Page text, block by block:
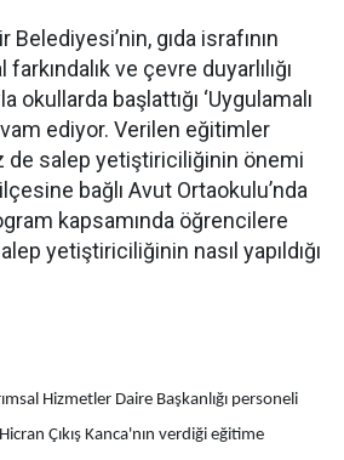
gıda israfının
ve çevre duyarlılığı
okullarda başlattığı ‘Uygulamalı
ediyor. Verilen eğitimler
de salep yetiştiriciliğinin önemi
ilçesine bağlı Avut Ortaokulu’nda
kapsamında öğrencilere
yetiştiriciliğinin nasıl yapıldığı
Hizmetler Daire Başkanlığı personeli
Çıkış Kanca'nın verdiği eğitime